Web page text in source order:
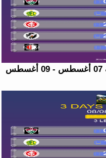
جدول مباريات هذا الأسبوع الجمعة 07 أغسطس - 09 أغسطس